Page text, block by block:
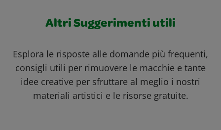
Altri Suggerimenti utili
Esplora le risposte alle domande più frequenti,
consigli utili per rimuovere le macchie e tante
idee creative per sfruttare al meglio i nostri
materiali artistici e le risorse gratuite.